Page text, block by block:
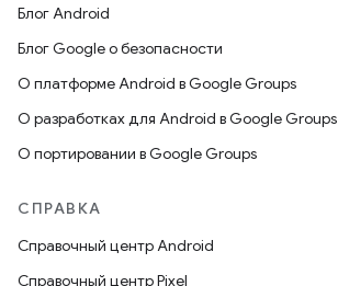
Блог Android
Блог Google о безопасности
О платформе Android в Google Groups
О разработках для Android в Google Groups
О портировании в Google Groups
СПРАВКА
Справочный центр Android
Справочный центр Pixel